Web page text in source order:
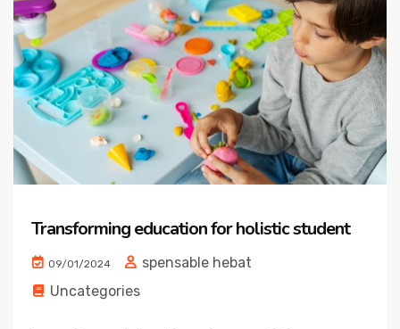
Transforming education for holistic student
09/01/2024
spensable hebat
Uncategories